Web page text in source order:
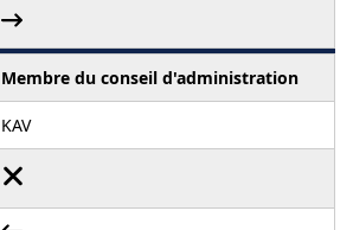
Membre du conseil d'administration
KAV